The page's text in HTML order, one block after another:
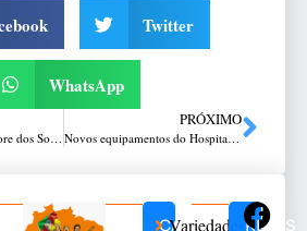
Twitter
WhatsApp
Atração musical e Árvore dos Sonhos estão na programação de fim de semana do Bella
PRÓXIMO
Novos equipamentos do Hospital de Olhos são apresentados ao Governador Eduardo Leite
CATEGORIAS
VariedadesREDES